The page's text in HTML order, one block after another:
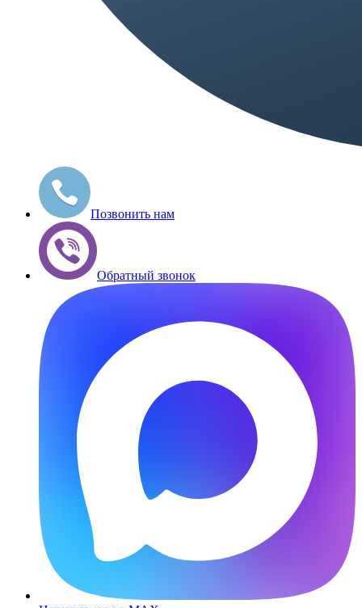
Позвонить нам
Обратный звонок